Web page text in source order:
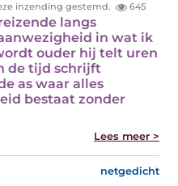
inzending gestemd. 645
langs
in wat ik
ouder hij telt uren
de tijd schrijft
as waar alles
bestaat zonder
Lees meer >
netgedicht